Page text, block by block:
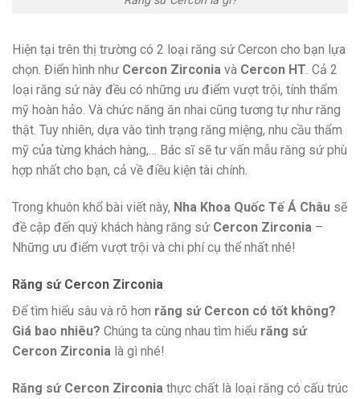
Hiện tại trên thị trường có 2 loại răng sứ Cercon cho bạn lựa
chọn. Điển hình như Cercon Zirconia và Cercon HT. Cả 2
loại răng sứ này đều có những ưu điểm vượt trội, tính thẩm
mỹ hoàn hảo. Và chức năng ăn nhai cũng tương tự như răng
thật. Tuy nhiên, dựa vào tình trạng răng miệng, nhu cầu thẩm
mỹ của từng khách hàng,… Bác sĩ sẽ tư vấn mẫu răng sứ phù
hợp nhất cho bạn, cả về điều kiện tài chính.
Trong khuôn khổ bài viết này, Nha Khoa Quốc Tế Á Châu sẽ
đề cập đến quý khách hàng răng sứ Cercon Zirconia –
Những ưu điểm vượt trội và chi phí cụ thể nhất nhé!
Răng sứ Cercon Zirconia
Để tìm hiểu sâu và rõ hơn răng sứ Cercon có tốt không?
Giá bao nhiêu? Chúng ta cùng nhau tìm hiểu răng sứ
Cercon Zirconia là gì nhé!
Răng sứ Cercon Zirconia thực chất là loại răng có cấu trúc